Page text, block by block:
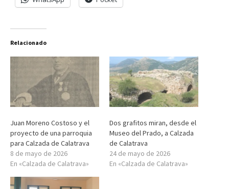
Relacionado
Juan Moreno Costoso y el
proyecto de una parroquia
para Calzada de Calatrava
8 de mayo de 2026
En «Calzada de Calatrava»
Dos grafitos miran, desde el
Museo del Prado, a Calzada
de Calatrava
24 de mayo de 2026
En «Calzada de Calatrava»